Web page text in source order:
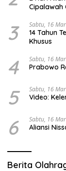
Cipalawah
3 Sabtu, 16
14 Tahun
Khusus
4 Sabtu, 16
Prabowo
5 Sabtu, 16
Video:
6 Sabtu, 16
Aliansi
Berita